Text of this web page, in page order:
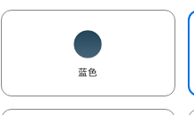
蓝色